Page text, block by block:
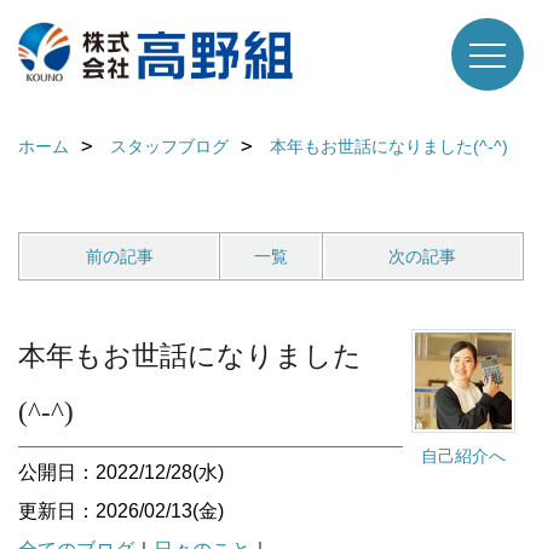
ホーム スタッフブログ 本年もお世話になりました(^-^)
前の記事 一覧 次の記事
自己紹介へ
本年もお世話になりました
(^-^)
公開日：2022/12/28(水)
更新日：2026/02/13(金)